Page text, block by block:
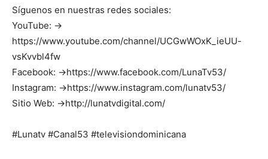
Síguenos en nuestras redes sociales:
YouTube: →
https://www.youtube.com/channel/UCGwWOxK_ieUU-
vsKvvbl4fw
Facebook: →https://www.facebook.com/LunaTv53/
Instagram: →https://www.instagram.com/lunatv53/
Sitio Web: →http://lunatvdigital.com/
#Lunatv #Canal53 #televisiondominicana